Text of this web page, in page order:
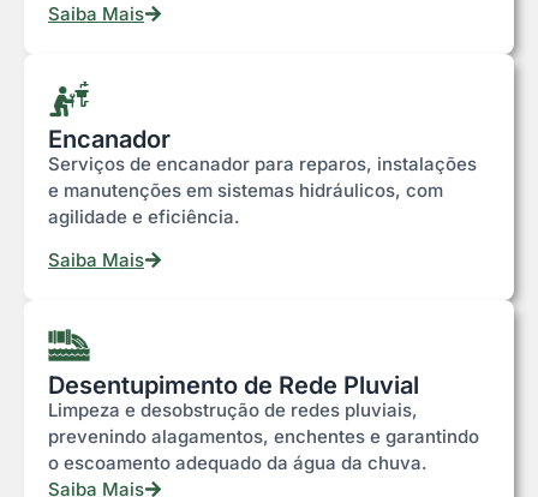
Saiba Mais
Encanador
Serviços de encanador para reparos, instalações
e manutenções em sistemas hidráulicos, com
agilidade e eficiência.
Saiba Mais
Desentupimento de Rede Pluvial
Limpeza e desobstrução de redes pluviais,
prevenindo alagamentos, enchentes e garantindo
o escoamento adequado da água da chuva.
Saiba Mais